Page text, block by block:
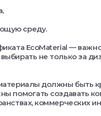
среду.
EcoMaterial —
не только за
должны быть
помогать создавать
коммерческих